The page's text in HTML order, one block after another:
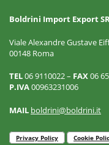
Boldrini Import Export
Viale Alexandre Gustave
00148 Roma
TEL06 9110022 – FAX06
P.IVA00963231006
MAIL boldrini@boldrini.it
Privacy Policy Cookie